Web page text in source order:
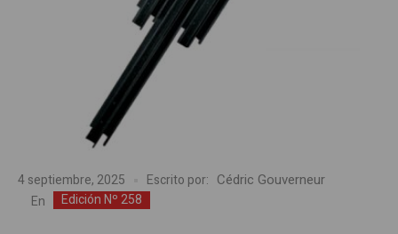
4 septiembre, 2025 Escrito por: Cédric Gouverneur
En Edición Nº 258